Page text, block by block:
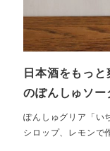
日本酒をもっ
のぽんしゅソ
ぽんしゅグリア「い
シロップ、レモン